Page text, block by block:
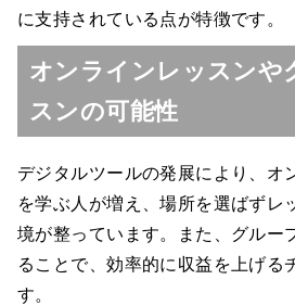
に支持されている点が特徴です。
オンラインレッスンや
スンの可能性
デジタルツールの発展により、オ
を学ぶ人が増え、場所を選ばずレ
境が整っています。また、グルー
ることで、効率的に収益を上げる
す。